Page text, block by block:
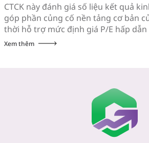
CTCK này đánh giá số liệu kết quả
góp phần củng cố nền tảng cơ bản
thời hỗ trợ mức định giá P/E hấp dẫn
khi giảm hơn 10% trong vòng 3 tuần
Xem thêm